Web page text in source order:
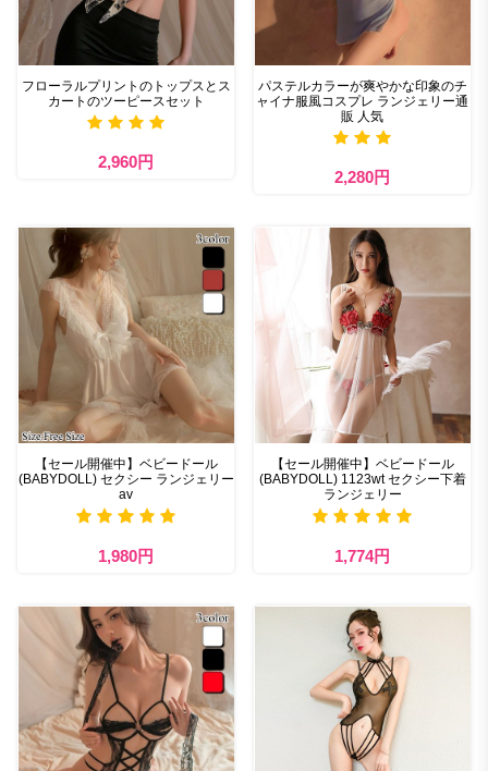
フローラルプリントのトップスとス
カートのツーピースセット
2,960円
パステルカラーが爽やかな印象のチ
ャイナ服風コスプレ ランジェリー通
販 人気
2,280円
【セール開催中】ベビードール
(BABYDOLL) セクシー ランジェリー
av
1,980円
【セール開催中】ベビードール
(BABYDOLL) 1123wt セクシー下着
ランジェリー
1,774円